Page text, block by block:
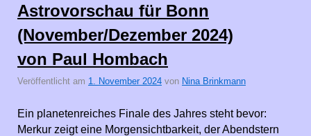
Astrovorschau für Bonn
(November/Dezember 2024)
von Paul Hombach
Veröffentlicht am 1. November 2024 von Nina Brinkmann
Ein planetenreiches Finale des Jahres steht bevor:
Merkur zeigt eine Morgensichtbarkeit, der Abendstern